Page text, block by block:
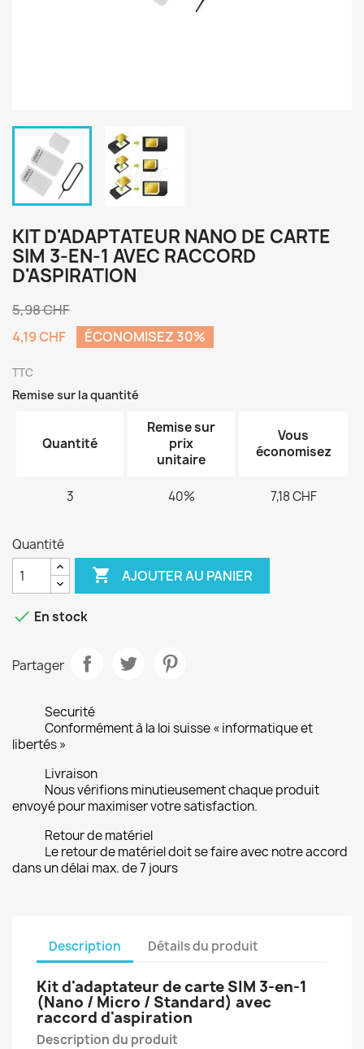
KIT D'ADAPTATEUR NANO DE CARTE
SIM 3-EN-1 AVEC RACCORD
D'ASPIRATION
5,98 CHF
4,19 CHF
ÉCONOMISEZ 30%
TTC
Remise sur la quantité
Quantité
Remise sur
prix
unitaire
Vous
économisez
3 40% 7,18 CHF
Quantité
 AJOUTER AU PANIER
 En stock
Partager
Securité
Conformément à la loi suisse « informatique et
libertés »
Livraison
Nous vérifions minutieusement chaque produit
envoyé pour maximiser votre satisfaction.
Retour de matériel
Le retour de matériel doit se faire avec notre accord
dans un délai max. de 7 jours
Description Détails du produit
Kit d'adaptateur de carte SIM 3-en-1
(Nano / Micro / Standard) avec
raccord d'aspiration
Description du produit